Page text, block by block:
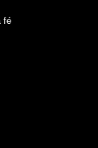
fé